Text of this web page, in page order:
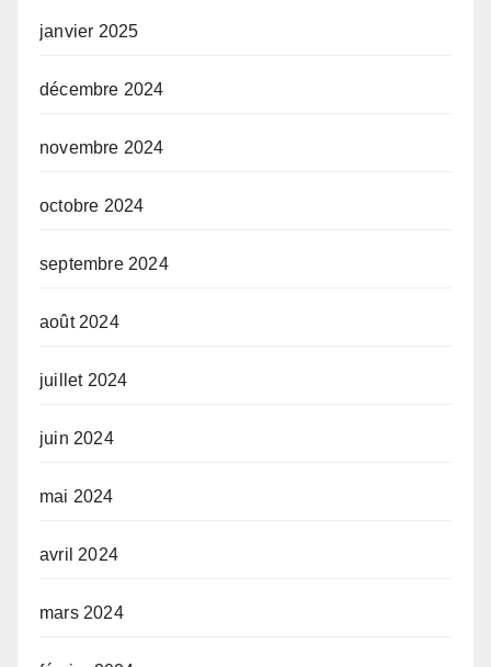
janvier 2025
décembre 2024
novembre 2024
octobre 2024
septembre 2024
août 2024
juillet 2024
juin 2024
mai 2024
avril 2024
mars 2024